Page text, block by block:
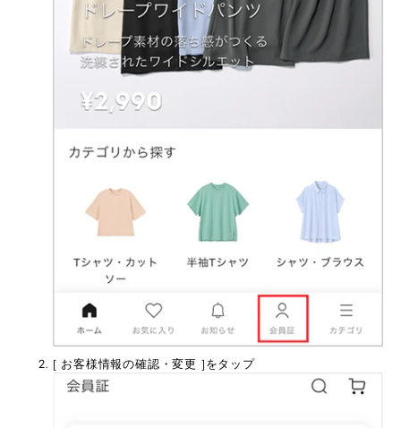
[ お客様情報の確認・変更 ]をタップ